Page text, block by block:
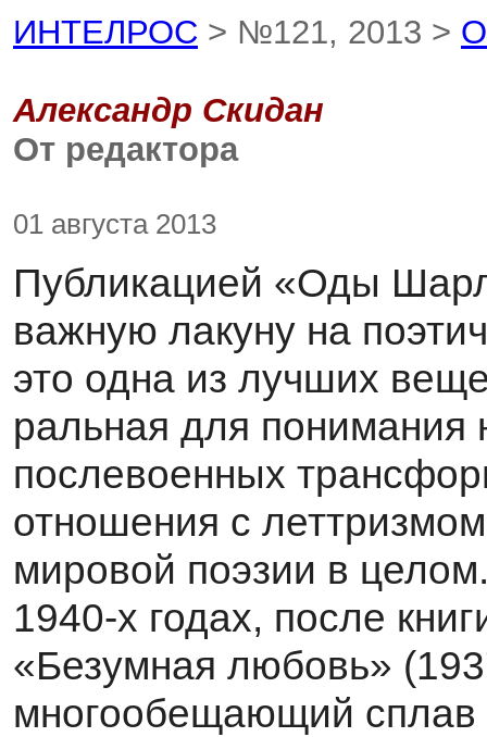
ИНТЕЛРОС > №121, 2013 >
Александр Скидан
От редактора
01 августа 2013
Публикацией «Оды
важную лакуну на
это одна из лучших
ральная для понимания
послевоенных
отношения с
мировой поэзии в
1940-х годах, после
«Безумная любовь»
многообещающий